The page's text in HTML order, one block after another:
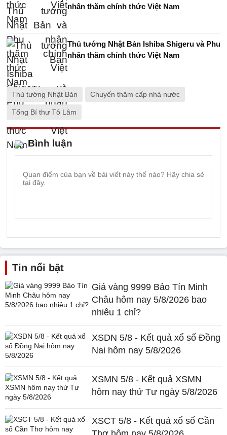
nhân thăm chính thức Việt Nam
Thủ tướng Nhật Bản Ishiba Shigeru và Phu
nhân thăm chính thức Việt Nam
Thủ tướng Nhật Bản Chuyến thăm cấp nhà nước
Tổng Bí thư Tô Lâm
Bình luận
Tin nổi bật
Giá vàng 9999 Bảo Tín Minh
Châu hôm nay 5/8/2026 bao
nhiêu 1 chỉ?
XSDN 5/8 - Kết quả xổ số Đồng
Nai hôm nay 5/8/2026
XSMN 5/8 - Kết quả XSMN
hôm nay thứ Tư ngày 5/8/2026
XSCT 5/8 - Kết quả xổ số Cần